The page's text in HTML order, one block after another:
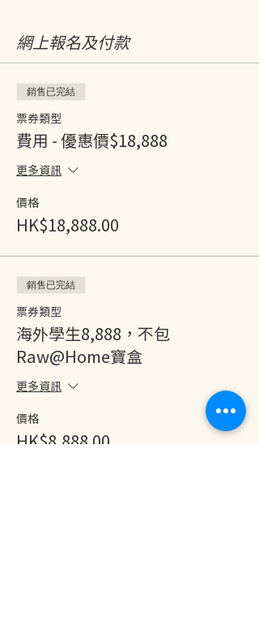
做自己的主人
【個人課程內容包括】
💪9星期食生Raw@Home寶盒，送到府上
💪10星期，每週一次線上與Dante教練單對
單Private Coaching, 總共10小時
1 到海外創業
2 家庭幸福美滿
3 事業有成
4 增強領導團隊的能力
6 逆境突破
7 子女成材
8 夢想成真
9 身體健康
10 跟靈魂伴侶相遇
優惠價$18,888 (原價$23,888)
(包括9星期Raw@Home 和 10星期一對一
網上報名及付款
銷售已完結
票券類型
費用 - 優惠價$18,888
更多資訊
價格
HK$18,888.00
銷售已完結
票券類型
海外學生8,888，不包
Raw@Home寶盒
更多資訊
價格
HK$8,888.00